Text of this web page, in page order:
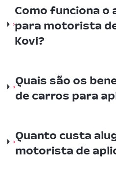
Como funciona o
para motorista
Kovi?
Quais são os
de carros para
Quanto custa
motorista de